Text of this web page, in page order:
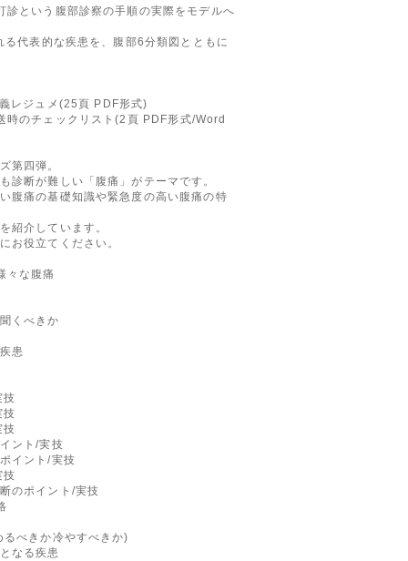
診という腹部診察の手順の実際をモデルへ
代表的な疾患を、腹部6分類図とともに
レジュメ(25頁 PDF形式)
時のチェックリスト(2頁 PDF形式/Word
第四弾。
診断が難しい「腹痛」がテーマです。
腹痛の基礎知識や緊急度の高い腹痛の特
紹介しています。
お役立てください。
々な腹痛
くべきか
患
ント/実技
イント/実技
のポイント/実技
べきか冷やすべきか)
なる疾患